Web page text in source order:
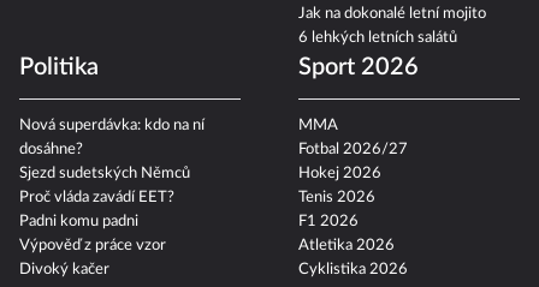
Jak na dokonalé letní mojito
6 lehkých letních salátů
Politika
Nová superdávka: kdo na ní
dosáhne?
Sjezd sudetských Němců
Proč vláda zavádí EET?
Padni komu padni
Výpověď z práce vzor
Divoký kačer
Sport 2026
MMA
Fotbal 2026/27
Hokej 2026
Tenis 2026
F1 2026
Atletika 2026
Cyklistika 2026